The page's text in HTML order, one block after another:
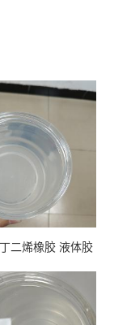
二烯橡胶 液体胶
专用